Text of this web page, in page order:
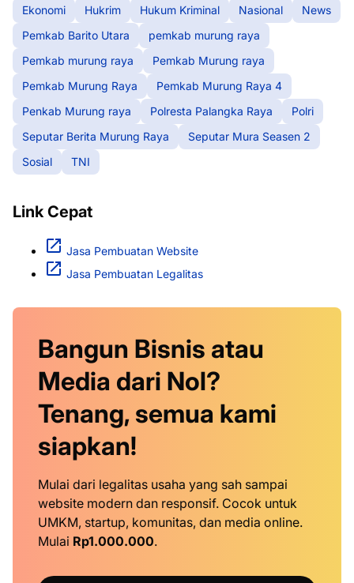
Ekonomi
Hukrim Hukum Kriminal Nasional
News
Pemkab Barito Utara
pemkab murung raya
Pemkab murung raya
Pemkab Murung raya
Pemkab Murung Raya
Pemkab Murung Raya 4
Penkab Murung raya
Polresta Palangka Raya
Polri
Seputar Berita Murung Raya
Seputar Mura Seasen 2
Sosial
TNI
Link Cepat
Jasa Pembuatan Website
Jasa Pembuatan Legalitas
Bangun Bisnis atau
Media dari Nol?
Tenang, semua kami
siapkan!
Mulai dari legalitas usaha yang sah sampai
website modern dan responsif. Cocok untuk
UMKM, startup, komunitas, dan media online.
Mulai Rp1.000.000.